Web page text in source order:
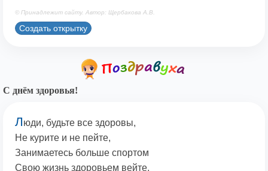
© Принадлежит сайту. Автор: Щербакова А.В.
Создать открытку
С днём здоровья!
Люди, будьте все здоровы,
Не курите и не пейте,
Занимаетесь больше спортом
Свою жизнь здоровьем вейте.